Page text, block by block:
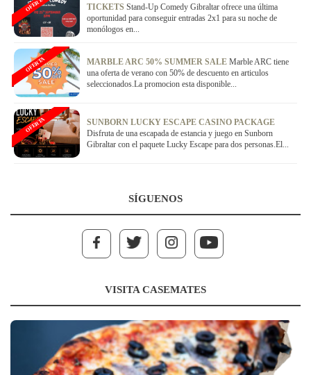
TICKETS Stand-Up Comedy Gibraltar ofrece una última
oportunidad para conseguir entradas 2x1 para su noche de
monólogos en...
OFERTA
MARBLE ARC 50% SUMMER SALE Marble ARC tiene
una oferta de verano con 50% de descuento en articulos
seleccionados.La promocion esta disponible...
OFERTA
SUNBORN LUCKY ESCAPE CASINO PACKAGE
Disfruta de una escapada de estancia y juego en Sunborn
Gibraltar con el paquete Lucky Escape para dos personas.El...
OFERTA
SÍGUENOS
VISITA CASEMATES